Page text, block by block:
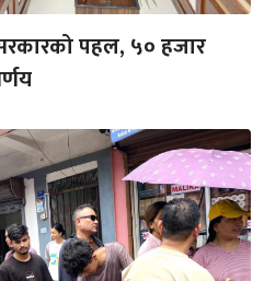
पहल, ५० हजार